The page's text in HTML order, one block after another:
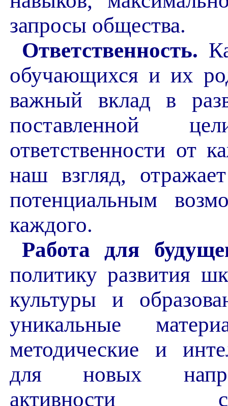
запросы общества.
Ответственность.
обучающихся и их
важный вклад в
поставленной
ответственности от
наш взгляд,
потенциальным
каждого.
Работа для
политику развития
культуры и
уникальные
методические и
для новых
активности